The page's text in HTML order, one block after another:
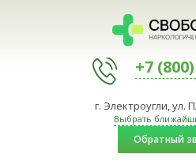
+7
г. Электроугли, ул.
Выбрать
Обратный